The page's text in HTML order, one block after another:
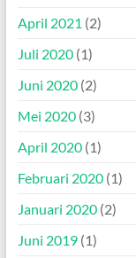
April 2021 (2)
Juli 2020(1)
Juni 2020(2)
Mei 2020(3)
April 2020(1)
Februari 2020(1)
Januari 2020(2)
Juni 2019(1)